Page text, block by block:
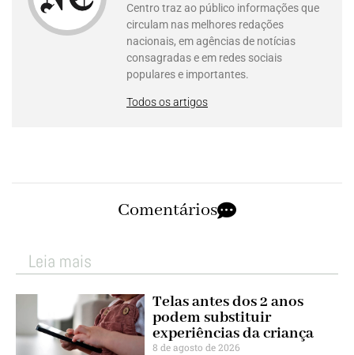
Centro traz ao público informações que
circulam nas melhores redações
nacionais, em agências de notícias
consagradas e em redes sociais
populares e importantes.
Todos os artigos
Comentários
Leia mais
Telas antes dos 2 anos
podem substituir
experiências da criança
8 de agosto de 2026